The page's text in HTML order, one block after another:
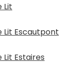
Lit
Lit Escautpont
Estaires